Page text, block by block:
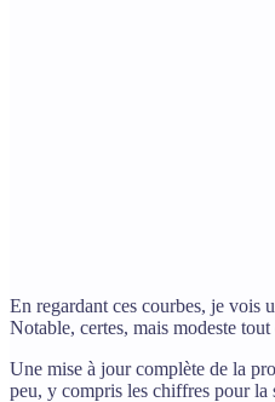
En regardant ces courbes, je vois
Notable, certes, mais modeste tout
Une mise à jour complète de la
peu, y compris les chiffres pour la